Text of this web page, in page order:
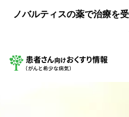
ノバルティスの薬で治療を
Site Logo